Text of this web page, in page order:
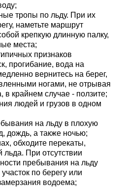
тропы по льду. При их
наметьте маршрут
крепкую длинную палку,
места;
признаков
прогибание, вода на
вернитесь на берег,
ногами, не отрывая
в крайнем случае - ползите;
людей и грузов в одном
на льду в плохую
дождь, а также ночью;
обходите перекаты,
При отсутствии
пребывания на льду
по берегу или
водоема;